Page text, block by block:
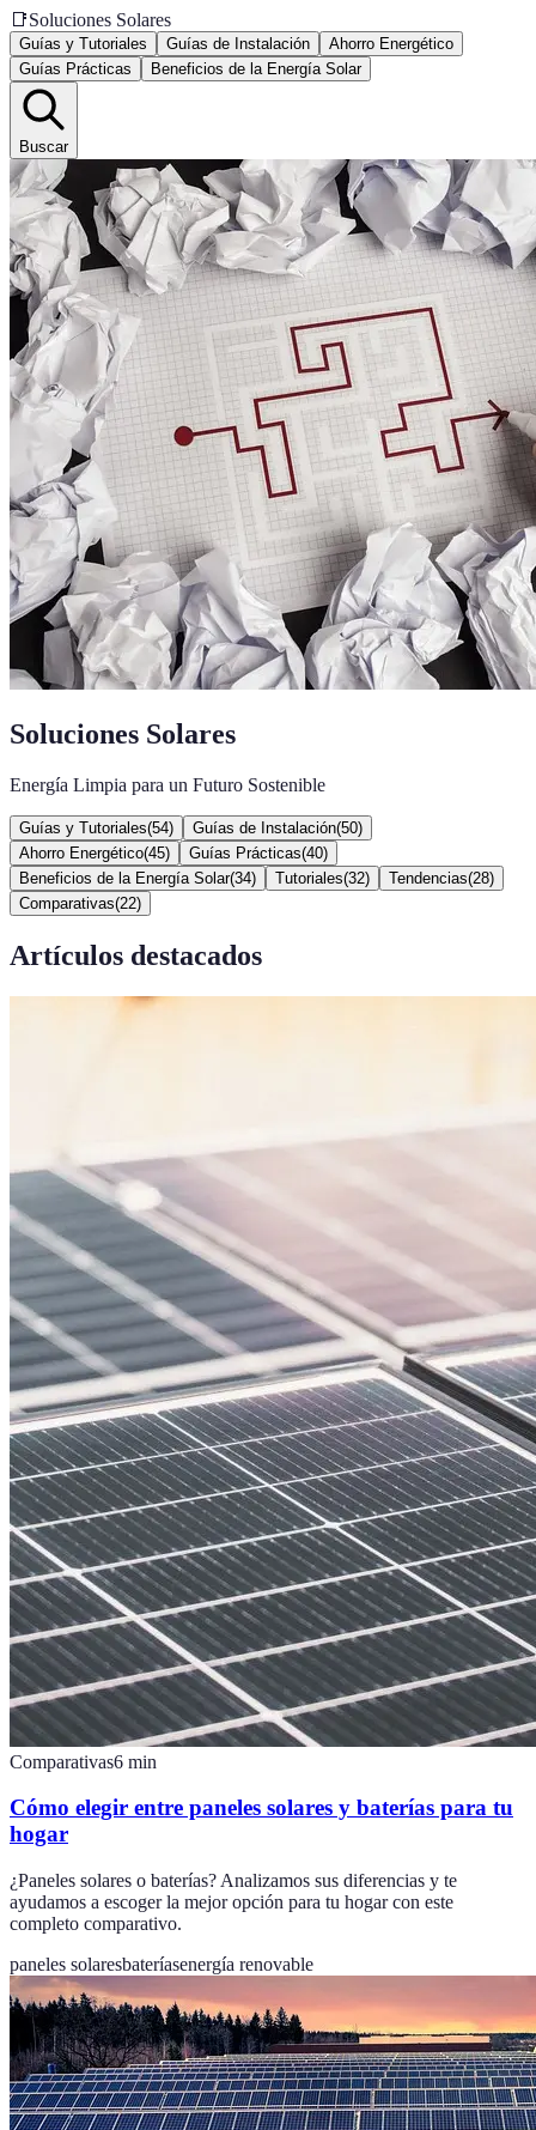
📑Soluciones Solares
Guías y Tutoriales Guías de Instalación
Ahorro Energético
Guías Prácticas
Beneficios de la Energía Solar
Buscar
Soluciones Solares
Energía Limpia para un Futuro Sostenible
Guías y Tutoriales(54) Guías de Instalación(50)
Ahorro Energético(45) Guías Prácticas(40)
Beneficios de la Energía Solar(34) Tutoriales(32) Tendencias(28)
Comparativas(22)
Artículos destacados
Comparativas6 min
Cómo elegir entre paneles solares y baterías para tu
hogar
¿Paneles solares o baterías? Analizamos sus diferencias y te
ayudamos a escoger la mejor opción para tu hogar con este
completo comparativo.
paneles solaresbateríasenergía renovable